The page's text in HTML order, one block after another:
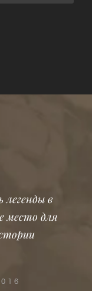
в
место для